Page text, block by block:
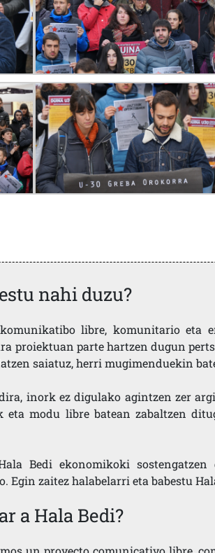
nahi duzu?
libre, komunitario eta
proiektuan parte hartzen dugun
saiatuz, herri mugimenduekin
inork ez digulako agintzen zer
modu libre batean zabaltzen
Bedi ekonomikoki
Egin zaitez halabelarri eta babestu
a Hala Bedi?